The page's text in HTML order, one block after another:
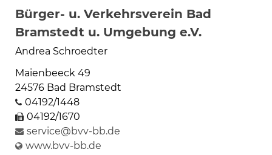
Bürger- u. Verkehrsverein Bad
Bramstedt u. Umgebung e.V.
Andrea Schroedter
Maienbeeck 49
24576 Bad Bramstedt
04192/1448
04192/1670
service@bvv-bb.de
www.bvv-bb.de